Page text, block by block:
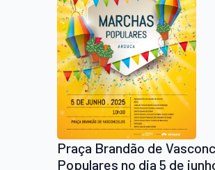
Praça Brandão de
Populares no dia 5 de